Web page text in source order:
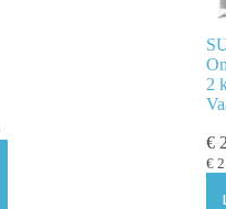
2
€
€